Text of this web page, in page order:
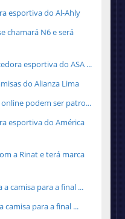
esportiva do Al-Ahly
chamará N6 e será
esportiva do ASA ...
do Alianza Lima
online podem ser patro...
esportiva do América
a Rinat e terá marca
camisa para a final ...
camisa para a final ...